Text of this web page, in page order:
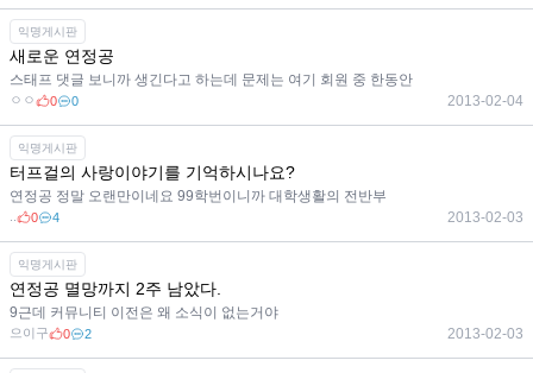
익명게시판
새로운 연정공
스태프 댓글 보니까 생긴다고 하는데 문제는 여기 회원 중 한동안
ㅇㅇ 0 0 2013-02-04
익명게시판
터프걸의 사랑이야기를 기억하시나요?
연정공 정말 오랜만이네요 99학번이니까 대학생활의 전반부
0 4 2013-02-03
익명게시판
연정공 멸망까지 2주 남았다.
9근데 커뮤니티 이전은 왜 소식이 없는거야
으이구 0 2 2013-02-03